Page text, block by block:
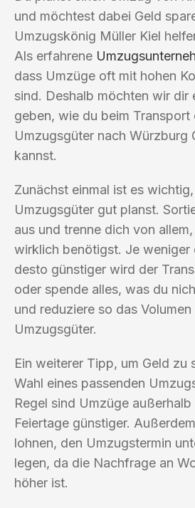
und möchtest dabei Geld
Umzugskönig Müller Kiel
Als erfahrene
dass Umzüge oft mit hohen
sind. Deshalb möchten wir dir
geben, wie du beim Transport
Umzugsgüter nach Würzburg
kannst.
Zunächst einmal ist es
Umzugsgüter gut planst.
aus und trenne dich von
wirklich benötigst. Je weniger
desto günstiger wird der
oder spende alles, was du
und reduziere so das Volumen
Umzugsgüter.
Ein weiterer Tipp, um Geld zu
Wahl eines passenden
Regel sind Umzüge
Feiertage günstiger.
lohnen, den Umzugstermin
legen, da die Nachfrage an
höher ist.